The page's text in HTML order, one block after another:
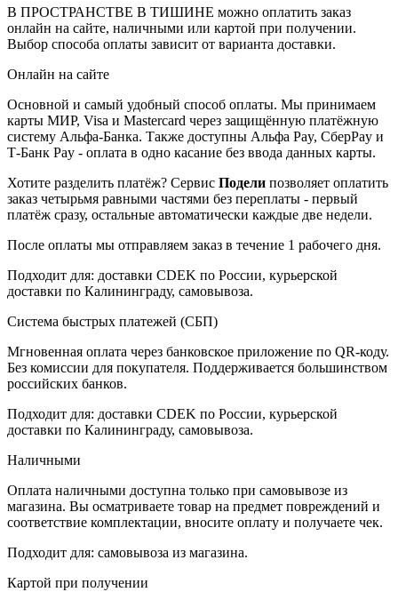
В ПРОСТРАНСТВЕ В ТИШИНЕ можно оплатить заказ
онлайн на сайте, наличными или картой при получении.
Выбор способа оплаты зависит от варианта доставки.
Онлайн на сайте
Основной и самый удобный способ оплаты. Мы принимаем
карты МИР, Visa и Mastercard через защищённую платёжную
систему Альфа-Банка. Также доступны Альфа Pay, СберPay и
Т-Банк Pay - оплата в одно касание без ввода данных карты.
Хотите разделить платёж? Сервис Подели позволяет оплатить
заказ четырьмя равными частями без переплаты - первый
платёж сразу, остальные автоматически каждые две недели.
После оплаты мы отправляем заказ в течение 1 рабочего дня.
Подходит для: доставки CDEK по России, курьерской
доставки по Калининграду, самовывоза.
Система быстрых платежей (СБП)
Мгновенная оплата через банковское приложение по QR-коду.
Без комиссии для покупателя. Поддерживается большинством
российских банков.
Подходит для: доставки CDEK по России, курьерской
доставки по Калининграду, самовывоза.
Наличными
Оплата наличными доступна только при самовывозе из
магазина. Вы осматриваете товар на предмет повреждений и
соответствие комплектации, вносите оплату и получаете чек.
Подходит для: самовывоза из магазина.
Картой при получении